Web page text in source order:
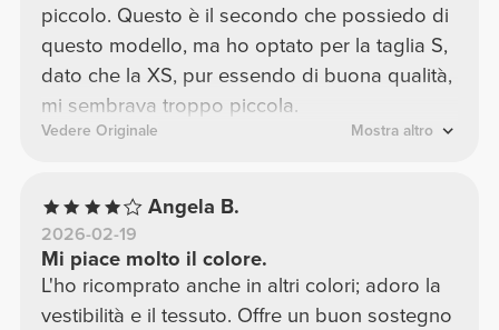
piccolo. Questo è il secondo che possiedo di
questo modello, ma ho optato per la taglia S,
dato che la XS, pur essendo di buona qualità,
mi sembrava troppo piccola.
Vedere Originale Mostra altro
Angela B.
2026-02-19
Mi piace molto il colore.
L'ho ricomprato anche in altri colori; adoro la
vestibilità e il tessuto. Offre un buon sostegno